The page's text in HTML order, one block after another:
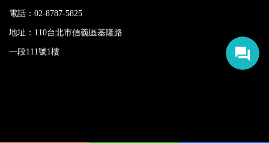
電話：02-8787-5825
地址：110台北市信義區基隆路
一段111號1樓